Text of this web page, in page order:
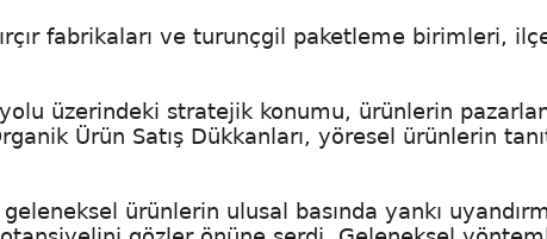
fabrikaları ve turunçgil paketleme birimleri,
üzerindeki stratejik konumu, ürünlerin
Ürün Satış Dükkanları, yöresel ürünlerin
ürünlerin ulusal basında yankı